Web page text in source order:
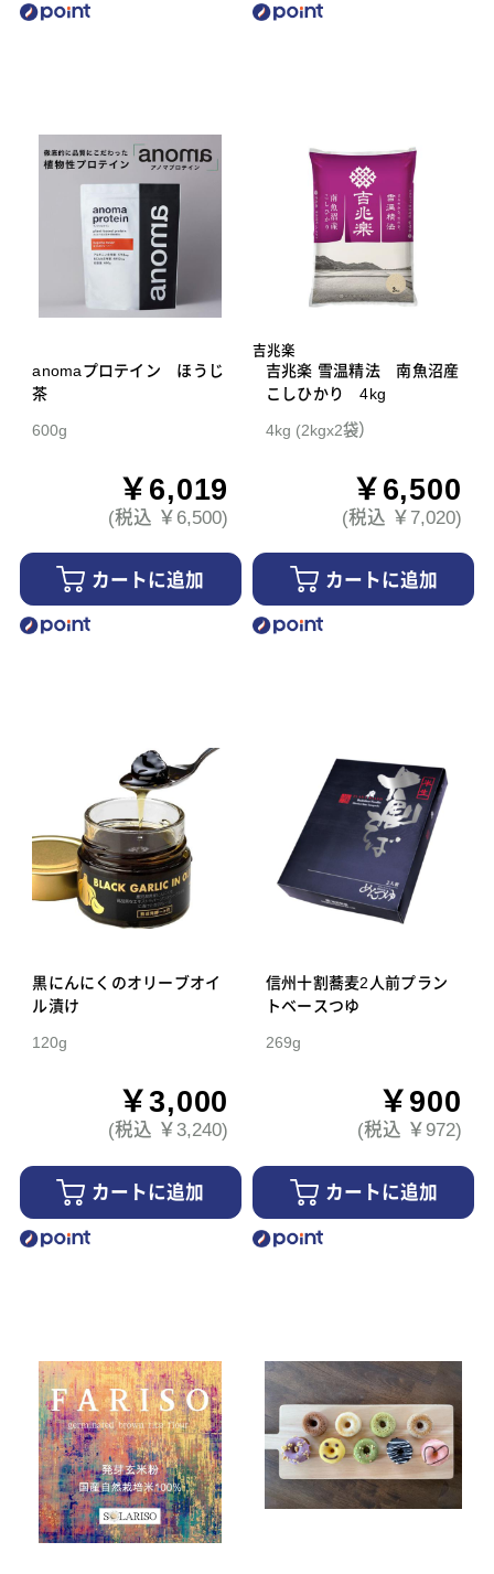
anomaプロテイン ほうじ
茶
600g
￥6,019
(税込 ￥6,500)
カートに追加
吉兆楽
吉兆楽 雪温精法 南魚沼産
こしひかり 4kg
4kg (2kgx2袋）
￥6,500
(税込 ￥7,020)
カートに追加
黒にんにくのオリーブオイ
ル漬け
120g
￥3,000
(税込 ￥3,240)
カートに追加
信州十割蕎麦2人前プラン
トベースつゆ
269g
￥900
(税込 ￥972)
カートに追加